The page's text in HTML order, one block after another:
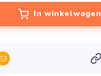
In winkelwagen